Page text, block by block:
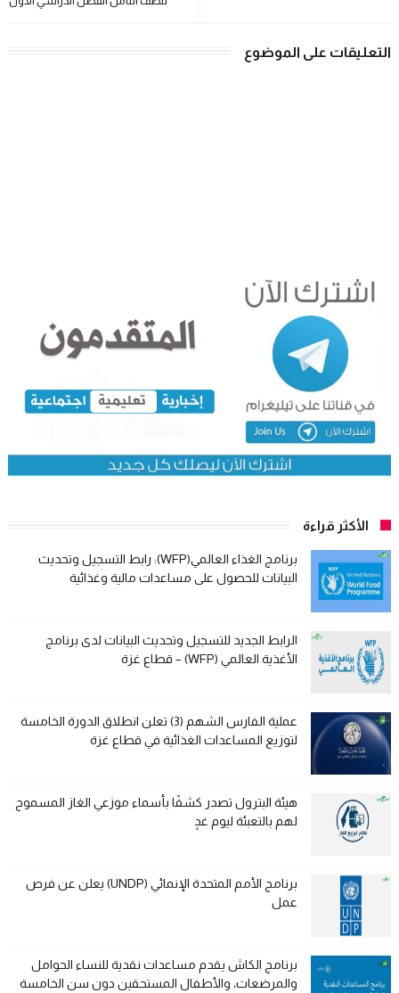
التعليقات على الموضوع
الأكثر قراءة
برنامج الغذاء العالمي(WFP): رابط التسجيل وتحديث
البيانات للحصول على مساعدات مالية وغذائية
الرابط الجديد للتسجيل وتحديث البيانات لدى برنامج
الأغذية العالمي (WFP) – قطاع غزة
عملية الفارس الشهم (3) تعلن انطلاق الدورة الخامسة
لتوزيع المساعدات الغذائية في قطاع غزة
هيئة البترول تصدر كشفًا بأسماء موزعي الغاز المسموح
لهم بالتعبئة ليوم غدٍ
برنامج الأمم المتحدة الإنمائي (UNDP) يعلن عن فرص
عمل
برنامج الكاش يقدم مساعدات نقدية للنساء الحوامل
والمرضعات، والأطفال المستحقين دون سن الخامسة